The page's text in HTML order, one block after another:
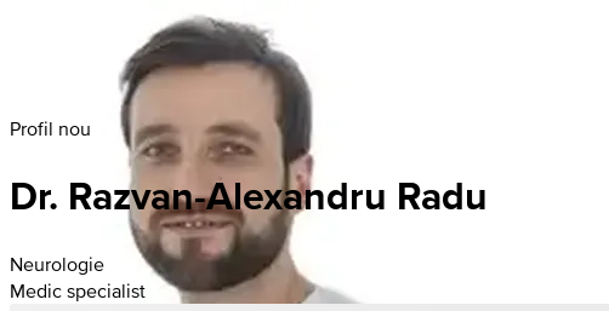
Profil nou
Dr. Razvan-Alexandru Radu
Neurologie
Medic specialist